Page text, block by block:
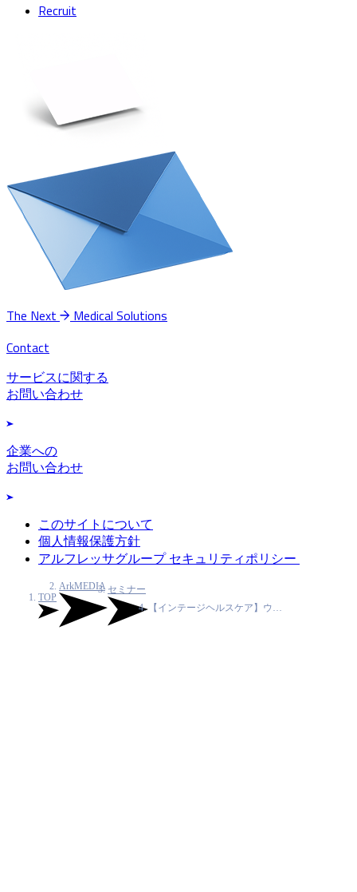
Recruit
The Next
Medical Solutions
Contact
サービスに関する
お問い合わせ
企業への
お問い合わせ
このサイトについて
個人情報保護方針
アルフレッサグループ セキュリティポリシー
TOP
ArkMEDIA セミナー
【インテージヘルスケア】ウ…